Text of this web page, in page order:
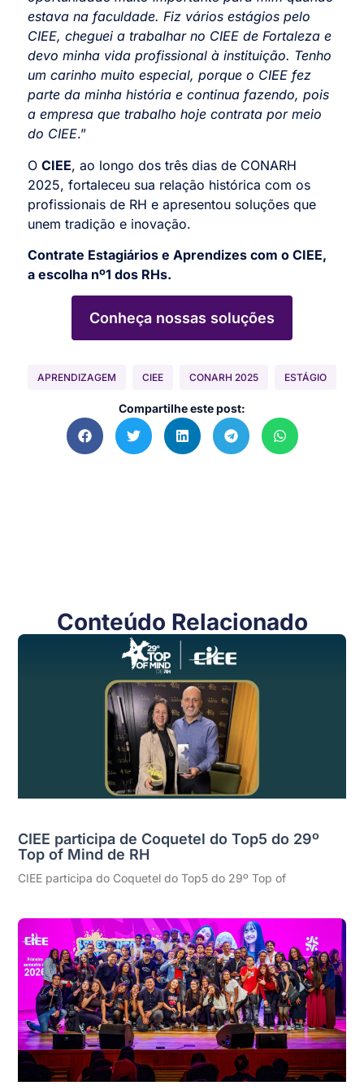
estava na faculdade. Fiz vários estágios pelo
CIEE, cheguei a trabalhar no CIEE de Fortaleza e
devo minha vida profissional à instituição. Tenho
um carinho muito especial, porque o CIEE fez
parte da minha história e continua fazendo, pois
a empresa que trabalho hoje contrata por meio
do CIEE.”
O CIEE, ao longo dos três dias de CONARH
2025, fortaleceu sua relação histórica com os
profissionais de RH e apresentou soluções que
unem tradição e inovação.
Contrate Estagiários e Aprendizes com o CIEE,
a escolha nº1 dos RHs.
Conheça nossas soluções
APRENDIZAGEM CIEE CONARH 2025 ESTÁGIO
Compartilhe este post:
Conteúdo Relacionado
CIEE participa de Coquetel do Top5 do 29º
Top of Mind de RH
CIEE participa do Coquetel do Top5 do 29º Top of